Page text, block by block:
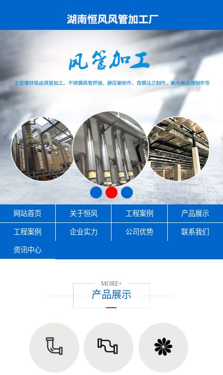
网站首页 关于恒风 工程案例 产品展示
工程案例 企业实力 公司优势 联系我们
资讯中心
MORE+
产品展示